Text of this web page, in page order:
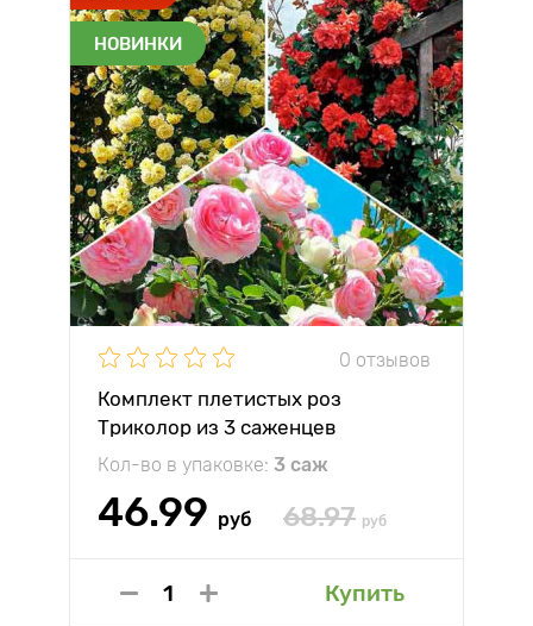
НОВИНКИ
0 отзывов
Комплект плетистых роз
Триколор из 3 саженцев
Кол-во в упаковке: 3 саж
46.99 руб 68.97 руб
Купить